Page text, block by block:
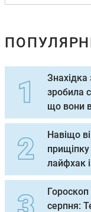
Знахідка
зробила
що вони
Навіщо
прищіпку
лайфхак
серпня: